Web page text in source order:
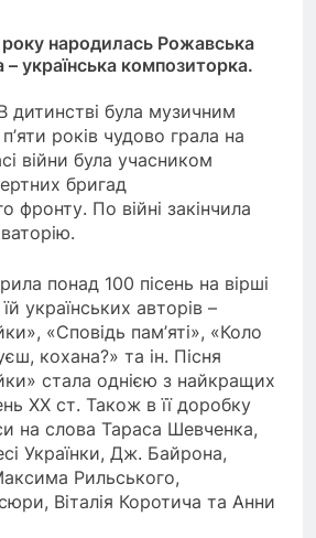
народилась Рожавська
– українська композиторка.
дитинстві була музичним
років чудово грала на
війни була учасником
бригад
фронту. По війні закінчила
понад 100 пісень на вірші
українських авторів –
«Сповідь пам’яті», «Коло
кохана?» та ін. Пісня
стала однією з найкращих
XX ст. Також в її доробку
на слова Тараса Шевченка,
Українки, Дж. Байрона,
Рильського,
Віталія Коротича та Анни